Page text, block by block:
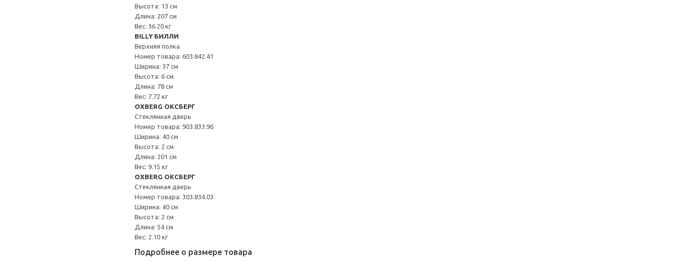
Высота: 13 см
Длина: 207 см
Вес: 36.20 кг
BILLY БИЛЛИ
Верхняя полка
Номер товара: 603.842.41
Ширина: 37 см
Высота: 6 см
Длина: 78 см
Вес: 7.72 кг
OXBERG ОКСБЕРГ
Стеклянная дверь
Номер товара: 903.833.96
Ширина: 40 см
Высота: 2 см
Длина: 201 см
Вес: 9.15 кг
OXBERG ОКСБЕРГ
Стеклянная дверь
Номер товара: 303.834.03
Ширина: 40 см
Высота: 2 см
Длина: 54 см
Вес: 2.10 кг
Подробнее о размере товара